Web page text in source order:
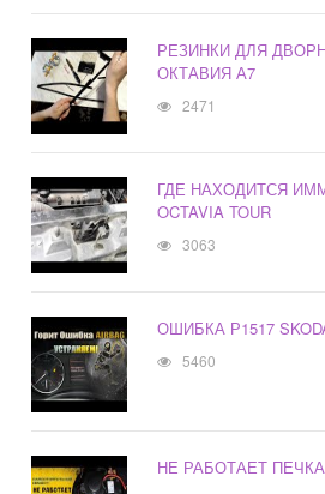
РЕЗИНКИ ДЛЯ
ОКТАВИЯ А7
2471
ГДЕ НАХОДИТСЯ
OCTAVIA TOUR
3063
ОШИБКА Р1517
5460
НЕ РАБОТАЕТ